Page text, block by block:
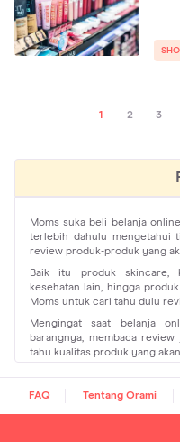
1 2 3
Moms suka beli belanja
terlebih dahulu mengetahui
review produk-produk yang
Baik itu produk skincare,
kesehatan lain, hingga
Moms untuk cari tahu dulu
Mengingat saat belanja
barangnya, membaca
tahu kualitas produk yang
belanja online antiboros di
Meski kekhawatiran tersebut
FAQ Tentang Orami